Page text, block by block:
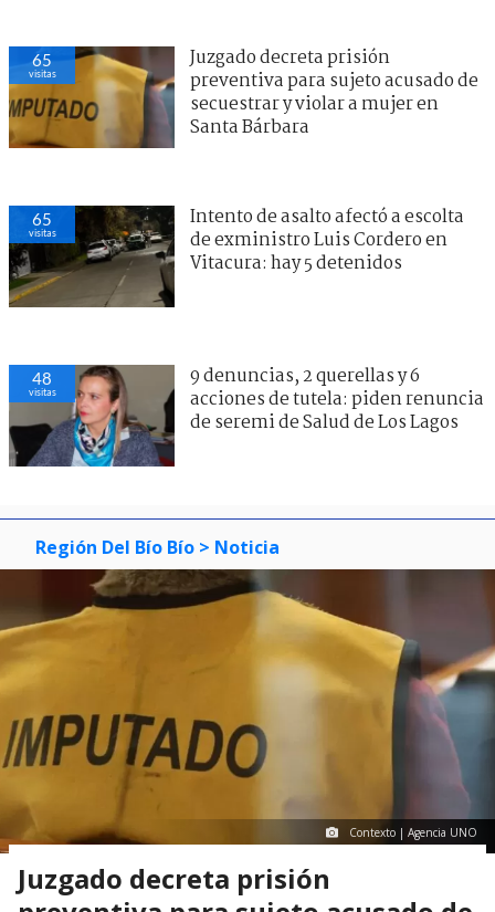
65
visitas
Juzgado decreta prisión
preventiva para sujeto acusado de
secuestrar y violar a mujer en
Santa Bárbara
65
visitas
Intento de asalto afectó a escolta
de exministro Luis Cordero en
Vitacura: hay 5 detenidos
48
visitas
9 denuncias, 2 querellas y 6
acciones de tutela: piden renuncia
de seremi de Salud de Los Lagos
Región Del Bío Bío > Noticia
Contexto | Agencia UNO
Juzgado decreta prisión